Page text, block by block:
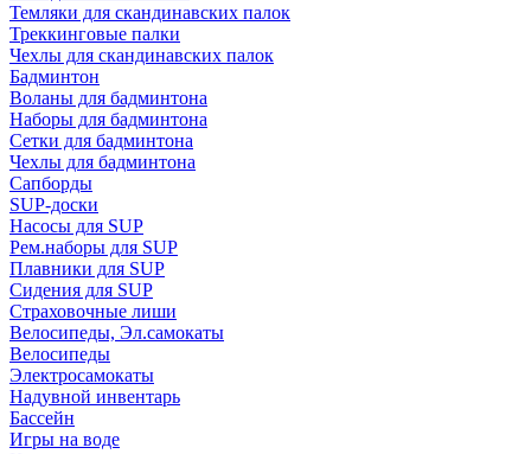
Темляки для скандинавских палок
Треккинговые палки
Чехлы для скандинавских палок
Бадминтон
Воланы для бадминтона
Наборы для бадминтона
Сетки для бадминтона
Чехлы для бадминтона
Сапборды
SUP-доски
Насосы для SUP
Рем.наборы для SUP
Плавники для SUP
Сидения для SUP
Страховочные лиши
Велосипеды, Эл.самокаты
Велосипеды
Электросамокаты
Надувной инвентарь
Бассейн
Игры на воде